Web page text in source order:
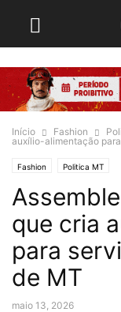
Início Fashion
auxílio-alimentação
Fashion Politica MT
que cria
para
de MT
maio 13, 2026